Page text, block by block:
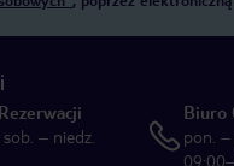
– niedz.
Biuro
pon.